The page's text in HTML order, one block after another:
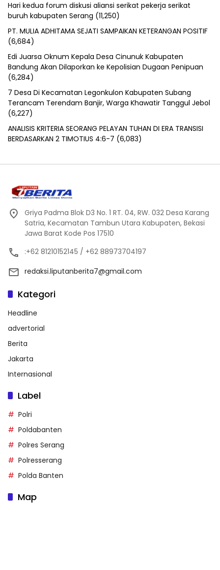
Hari kedua forum diskusi aliansi serikat pekerja serikat
buruh kabupaten Serang (11,250)
PT. MULIA ADHITAMA SEJATI SAMPAIKAN KETERANGAN POSITIF
(6,684)
Edi Juarsa Oknum Kepala Desa Cinunuk Kabupaten
Bandung Akan Dilaporkan ke Kepolisian Dugaan Penipuan
(6,284)
7 Desa Di Kecamatan Legonkulon Kabupaten Subang
Terancam Terendam Banjir, Warga Khawatir Tanggul Jebol
(6,227)
ANALISIS KRITERIA SEORANG PELAYAN TUHAN DI ERA TRANSISI
BERDASARKAN 2 TIMOTIUS 4:6-7 (6,083)
Griya Padma Blok D3 No. 1 RT. 04, RW. 032 Desa Karang
Satria, Kecamatan Tambun Utara Kabupaten, Bekasi
Jawa Barat Kode Pos 17510
:+62 81210152145 / +62 88973704197
redaksi.liputanberita7@gmail.com
Kategori
Headline
advertorial
Berita
Jakarta
Internasional
Label
Polri
Poldabanten
Polres Serang
Polresserang
Polda Banten
Map